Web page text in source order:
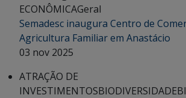
ECONÔMICAGeral
Semadesc inaugura Centro de
Agricultura Familiar em Anastácio
03 nov 2025
ATRAÇÃO DE
INVESTIMENTOSBIODIVERSIDADE